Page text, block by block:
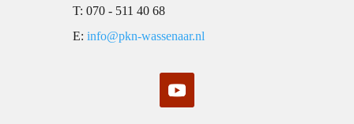
T: 070 - 511 40 68
E: info@pkn-wassenaar.nl